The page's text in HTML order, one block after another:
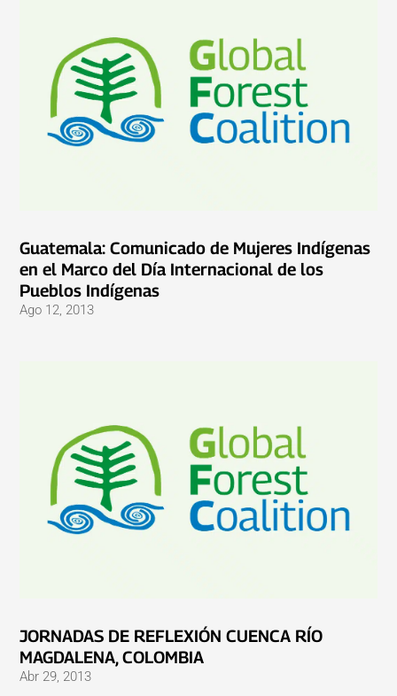
Guatemala: Comunicado de Mujeres Indígenas
en el Marco del Día Internacional de los
Pueblos Indígenas
Ago 12, 2013
JORNADAS DE REFLEXIÓN CUENCA RÍO
MAGDALENA, COLOMBIA
Abr 29, 2013